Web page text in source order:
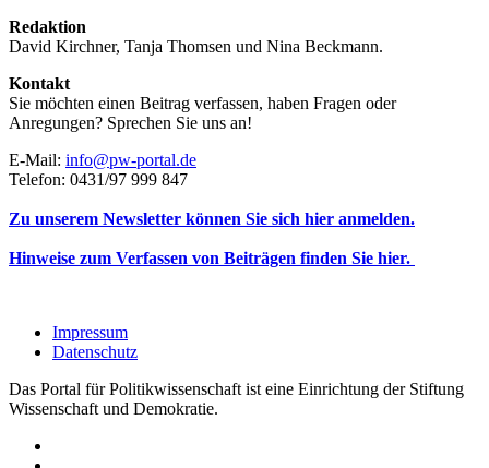
Redaktion
David Kirchner, Tanja Thomsen und Nina Beckmann.
Kontakt
Sie möchten einen Beitrag verfassen, haben Fragen oder
Anregungen? Sprechen Sie uns an!
E-Mail: info@pw-portal.de
Telefon: 0431/97 999 847
Zu unserem Newsletter können Sie sich hier anmelden.
Hinweise zum Verfassen von Beiträgen finden Sie hier.
Impressum
Datenschutz
Das Portal für Politikwissenschaft ist eine Einrichtung der Stiftung
Wissenschaft und Demokratie.